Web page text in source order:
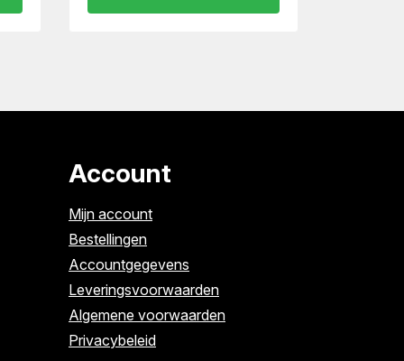
Account
Mijn account
Bestellingen
Accountgegevens
Leveringsvoorwaarden
Algemene voorwaarden
Privacybeleid